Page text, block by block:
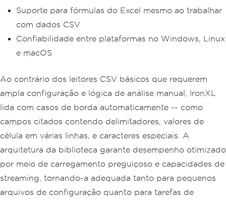
Suporte para fórmulas do Excel mesmo ao trabalhar
com dados CSV
Confiabilidade entre plataformas no Windows, Linux
e macOS
Ao contrário dos leitores CSV básicos que requerem
ampla configuração e lógica de análise manual, IronXL
lida com casos de borda automaticamente -- como
campos citados contendo delimitadores, valores de
célula em várias linhas, e caracteres especiais. A
arquitetura da biblioteca garante desempenho otimizado
por meio de carregamento preguiçoso e capacidades de
streaming, tornando-a adequada tanto para pequenos
arquivos de configuração quanto para tarefas de